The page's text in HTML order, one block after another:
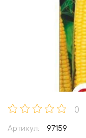
0
Артикул:
97159